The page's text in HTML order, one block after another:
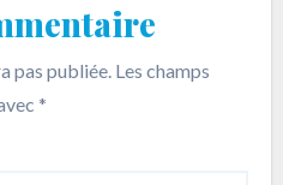
pas publiée. Les champs
*